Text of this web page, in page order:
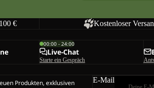
€ Kostenloser
00:00 - 24:00
Live-Chat
Starte ein Gespräch
Produkten, exklusiven
E-Mail